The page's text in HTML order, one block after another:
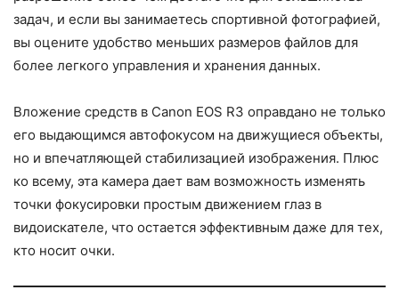
задач, и если вы занимаетесь спортивной фотографией,
вы оцените удобство меньших размеров файлов для
более легкого управления и хранения данных.
Вложение средств в Canon EOS R3 оправдано не только
его выдающимся автофокусом на движущиеся объекты,
но и впечатляющей стабилизацией изображения. Плюс
ко всему, эта камера дает вам возможность изменять
точки фокусировки простым движением глаз в
видоискателе, что остается эффективным даже для тех,
кто носит очки.